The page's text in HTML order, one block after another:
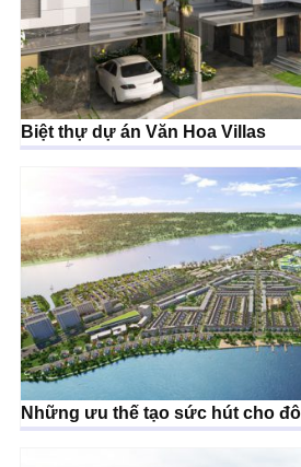
Biệt thự dự án Văn Hoa Villas
Những ưu thế tạo sức hút cho